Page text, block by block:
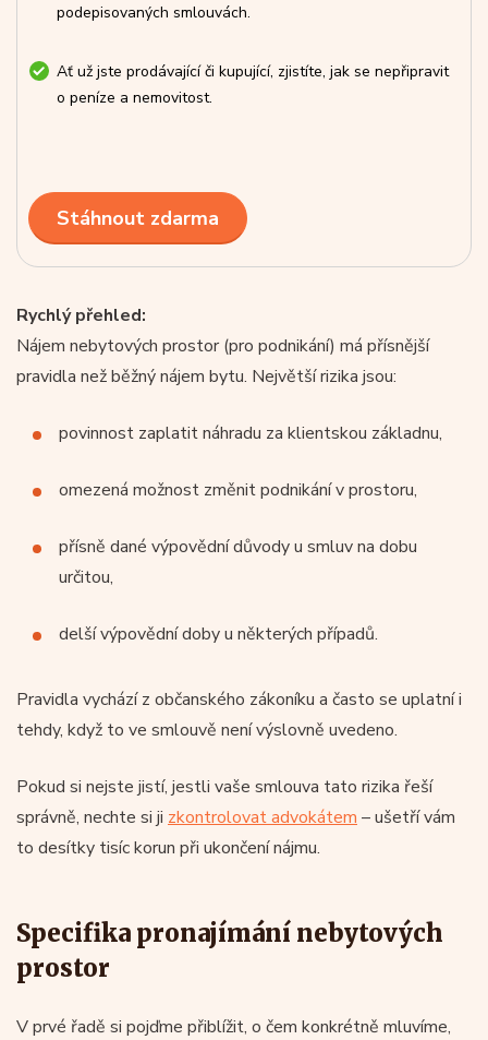
podepisovaných smlouvách.
Ať už jste prodávající či kupující, zjistíte, jak se nepřipravit
o peníze a nemovitost.
Stáhnout zdarma
Rychlý přehled:
Nájem nebytových prostor (pro podnikání) má přísnější
pravidla než běžný nájem bytu. Největší rizika jsou:
povinnost zaplatit náhradu za klientskou základnu,
omezená možnost změnit podnikání v prostoru,
přísně dané výpovědní důvody u smluv na dobu
určitou,
delší výpovědní doby u některých případů.
Pravidla vychází z občanského zákoníku a často se uplatní i
tehdy, když to ve smlouvě není výslovně uvedeno.
Pokud si nejste jistí, jestli vaše smlouva tato rizika řeší
správně, nechte si ji zkontrolovat advokátem – ušetří vám
to desítky tisíc korun při ukončení nájmu.
Specifika pronajímání nebytových
prostor
V prvé řadě si pojďme přiblížit, o čem konkrétně mluvíme,